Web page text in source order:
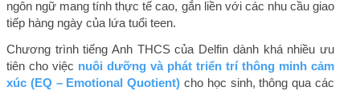
ngôn ngữ mang tính thực tế cao, gắn liền với các nhu cầu giao
tiếp hàng ngày của lứa tuổi teen.
Chương trình tiếng Anh THCS của Delfin dành khá nhiều ưu
tiên cho việc nuôi dưỡng và phát triển trí thông minh cảm
xúc (EQ – Emotional Quotient) cho học sinh, thông qua các